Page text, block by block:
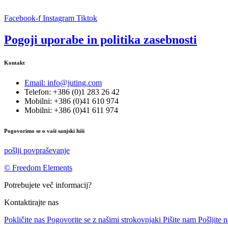
Facebook-f Instagram Tiktok
Pogoji uporabe in politika zasebnosti
Kontakt
Email: info@juting.com
Telefon: +386 (0)1 283 26 42
Mobilni: +386 (0)41 610 974
Mobilni: +386 (0)41 611 974
Pogovorimo se o vaši sanjski hiši
pošlji povpraševanje
© Freedom Elements
Potrebujete več informacij?
Kontaktirajte nas
Pokličite nas Pogovorite se z našimi strokovnjaki Pišite nam Pošljite